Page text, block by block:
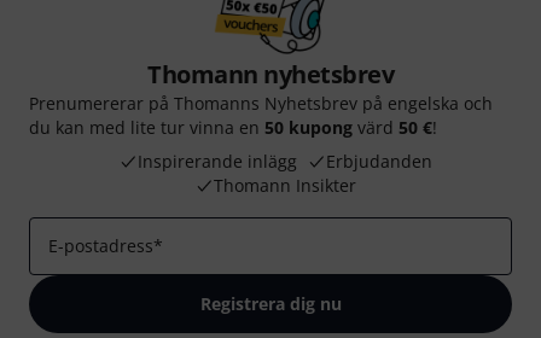
Thomann nyhetsbrev
Prenumererar på Thomanns Nyhetsbrev på engelska och
du kan med lite tur vinna en 50 kupong värd 50 €!
Inspirerande inlägg
Erbjudanden
Thomann Insikter
E-postadress*
Registrera dig nu